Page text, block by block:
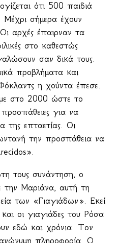
ότι 500 παιδιά
Μέχρι σήμερα έχουν
αρχές έπαιρναν τα
στο καθεστώς
σαν δικά τους.
προβλήματα και
η χούντα έπεσε.
στο 2000 ώστε το
για να
της επταετίας. Οι
την προσπάθεια να
».
τους συνάντηση, ο
την Μαριάνα, αυτή τη
των «Γιαγιάδων». Εκεί
οι γιαγιάδες του Ρόσα
εδώ και χρόνια. Τον
πληροφορία. Ο